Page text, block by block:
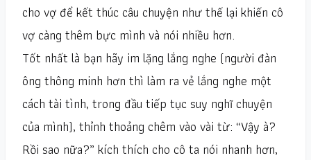
cho vợ để kết thúc câu chuyện như thế lại khiến cô
vợ càng thêm bực mình và nói nhiều hơn.
Tốt nhất là bạn hãy im lặng lắng nghe (người đàn
ông thông minh hơn thì làm ra vẻ lắng nghe một
cách tài tình, trong đầu tiếp tục suy nghĩ chuyện
của mình), thỉnh thoảng chêm vào vài từ: “Vậy à?
Rồi sao nữa?” kích thích cho cô ta nói nhanh hơn,